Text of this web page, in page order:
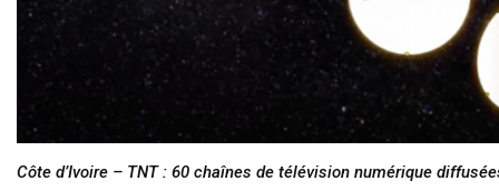
Côte d’Ivoire – TNT : 60 chaînes de télévision numérique